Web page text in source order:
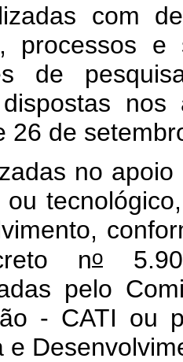
com
processos e
de
dispostas
26 de
no
ou
no
pelo
- CATI ou
e